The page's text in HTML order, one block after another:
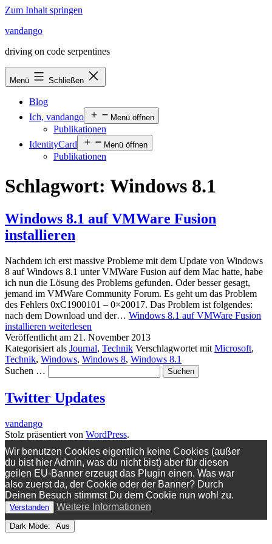
Zum Inhalt springen
vandango
driving on code serpentines
Menü Schließen
Blog
Ich, vandango
Menü öffnen
Publikationen
IdentityCard
Menü öffnen
Publikationen
Schlagwort: Windows 8.1
Windows 8.1 auf VMWare Fusion
installieren
Nachdem ich erst massive Probleme mit dem Update von Windows
8 auf Windows 8.1 unter VMWare Fusion auf dem Mac hatte, habe
ich nun die Lösung des Problems gefunden. Oder besser gesagt,
jemand im VMWare Community Forum. Es geht um das Problem
des Fehlers 0xC1900101 – 0×20017. Das Problem ist folgendes:
nach dem Download und der… Windows 8.1 auf VMWare Fusion
installieren weiterlesen
Veröffentlicht am 21. November 2013
Kategorisiert als Journal, Technik Verschlagwortet mit Microsoft,
Technik, Windows, Windows 8, Windows 8.1
Suchen …
Twitter Updates
vandango
Stolz präsentiert von WordPress.
Wir benutzen Cookies eigentlich keine Cookies (außer
du bist hier Admin, was du nicht bist) aber für diesen
geilen EU-Banner erzeugt das Plugin einen. Was war
also zuerst da, der Cookie oder der Banner? Durch
Deinen Besuch stimmst Du dem Cookie nun wohl zu.
Verstanden Weitere Informationen
Dark Mode: